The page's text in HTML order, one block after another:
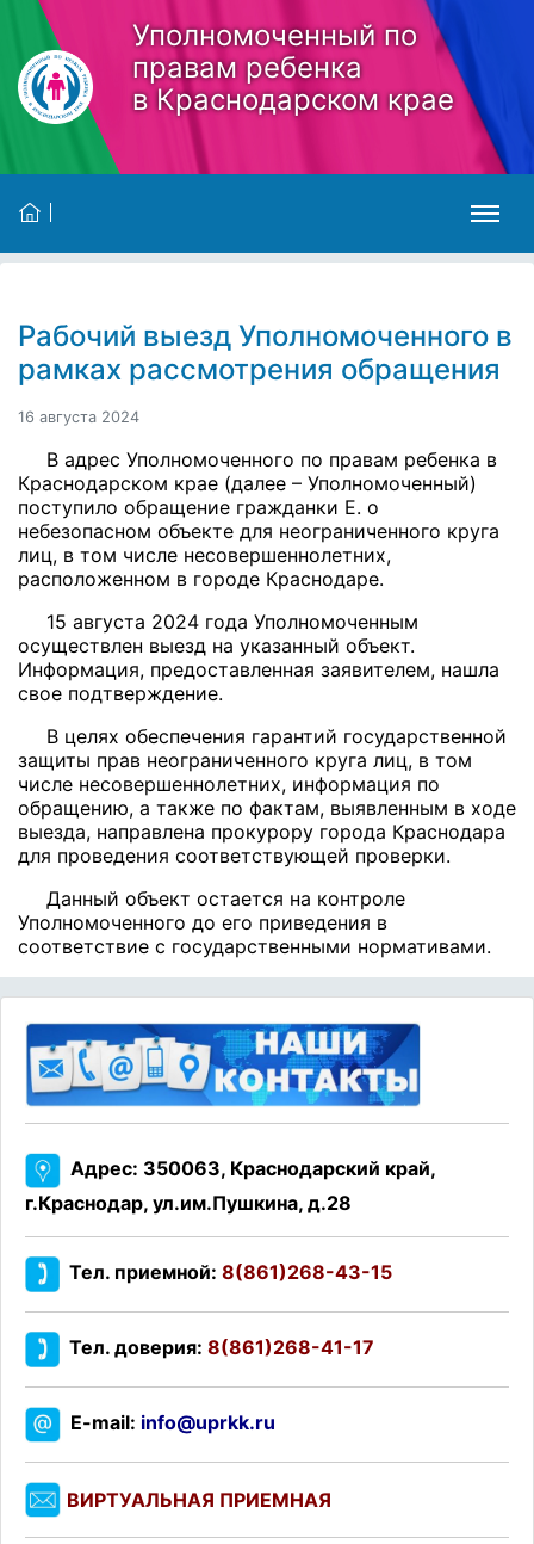
Skip to main content
Уполномоченный по
правам ребенка
в Краснодарском крае
Рабочий выезд Уполномоченного в
рамках рассмотрения обращения
16 августа 2024
В адрес Уполномоченного по правам ребенка в
Краснодарском крае (далее – Уполномоченный)
поступило обращение гражданки Е. о
небезопасном объекте для неограниченного круга
лиц, в том числе несовершеннолетних,
расположенном в городе Краснодаре.
15 августа 2024 года Уполномоченным
осуществлен выезд на указанный объект.
Информация, предоставленная заявителем, нашла
свое подтверждение.
В целях обеспечения гарантий государственной
защиты прав неограниченного круга лиц, в том
числе несовершеннолетних, информация по
обращению, а также по фактам, выявленным в ходе
выезда, направлена прокурору города Краснодара
для проведения соответствующей проверки.
Данный объект остается на контроле
Уполномоченного до его приведения в
соответствие с государственными нормативами.
Адрес: 350063, Краснодарский край,
г.Краснодар, ул.им.Пушкина, д.28
Тел. приемной: 8(861)268-43-15
Тел. доверия: 8(861)268-41-17
E-mail: info@uprkk.ru
ВИРТУАЛЬНАЯ ПРИЕМНАЯ